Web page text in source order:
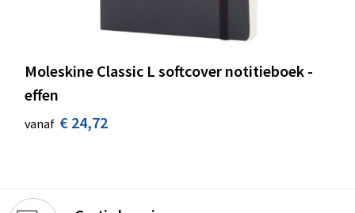
Moleskine Classic L softcover notitieboek -
effen
vanaf € 24,72